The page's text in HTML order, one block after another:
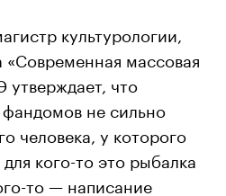
культурологии,
«Современная массовая
что
не сильно
человека, у которого
кого-то это рыбалка
то — написание